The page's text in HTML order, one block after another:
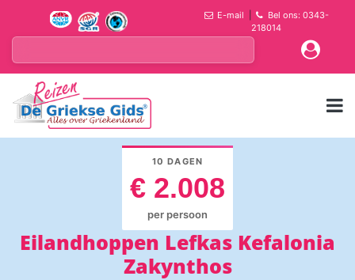
E-mail
Bel ons: 0343-
218014
10 DAGEN
€ 2.008
per persoon
Eilandhoppen Lefkas Kefalonia
Zakynthos